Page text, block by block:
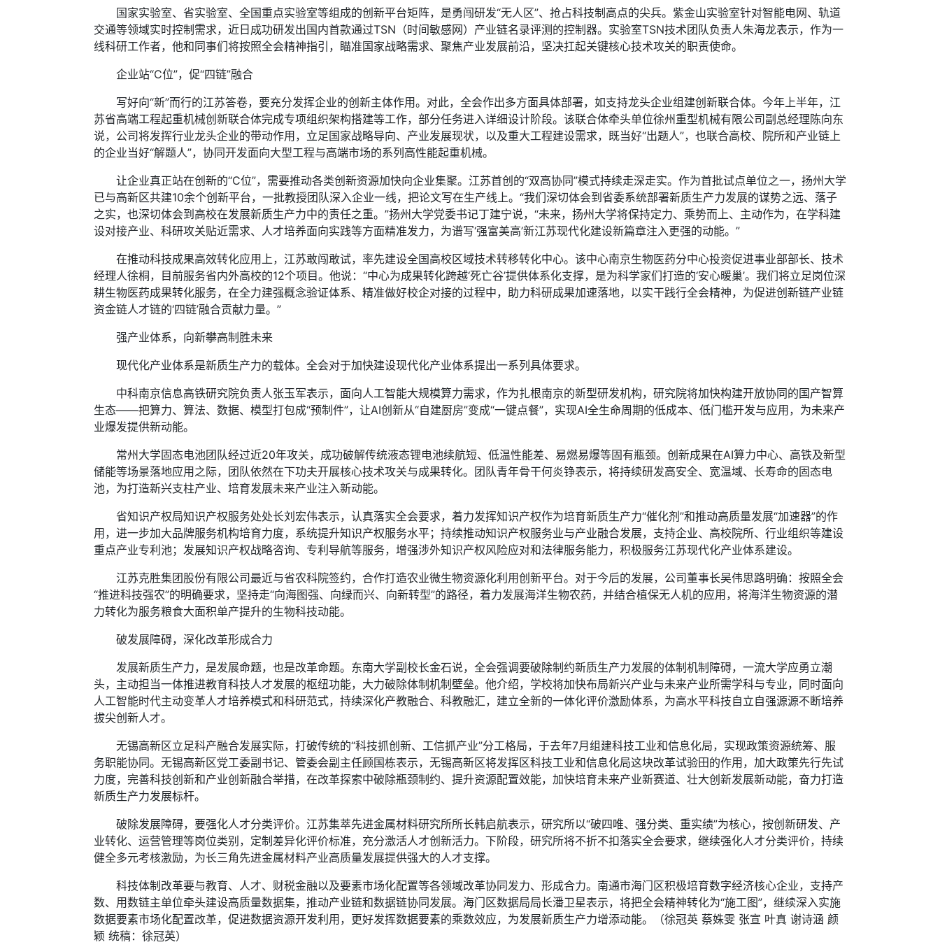
国家实验室、省实验室、全国重点实验室等组成的创新平台矩阵，是勇闯研发“无人区”、抢占科技制高点的尖兵。紫金山实验室针对智能电网、轨道
交通等领域实时控制需求，近日成功研发出国内首款通过TSN（时间敏感网）产业链名录评测的控制器。实验室TSN技术团队负责人朱海龙表示，作为一
线科研工作者，他和同事们将按照全会精神指引，瞄准国家战略需求、聚焦产业发展前沿，坚决扛起关键核心技术攻关的职责使命。
企业站“C位”，促“四链”融合
写好向“新”而行的江苏答卷，要充分发挥企业的创新主体作用。对此，全会作出多方面具体部署，如支持龙头企业组建创新联合体。今年上半年，江
苏省高端工程起重机械创新联合体完成专项组织架构搭建等工作，部分任务进入详细设计阶段。该联合体牵头单位徐州重型机械有限公司副总经理陈向东
说，公司将发挥行业龙头企业的带动作用，立足国家战略导向、产业发展现状，以及重大工程建设需求，既当好“出题人”，也联合高校、院所和产业链上
的企业当好“解题人”，协同开发面向大型工程与高端市场的系列高性能起重机械。
让企业真正站在创新的“C位”，需要推动各类创新资源加快向企业集聚。江苏首创的“双高协同”模式持续走深走实。作为首批试点单位之一，扬州大学
已与高新区共建10余个创新平台，一批教授团队深入企业一线，把论文写在生产线上。“我们深切体会到省委系统部署新质生产力发展的谋势之远、落子
之实，也深切体会到高校在发展新质生产力中的责任之重。”扬州大学党委书记丁建宁说，“未来，扬州大学将保持定力、乘势而上、主动作为，在学科建
设对接产业、科研攻关贴近需求、人才培养面向实践等方面精准发力，为谱写‘强富美高’新江苏现代化建设新篇章注入更强的动能。”
在推动科技成果高效转化应用上，江苏敢闯敢试，率先建设全国高校区域技术转移转化中心。该中心南京生物医药分中心投资促进事业部部长、技术
经理人徐桐，目前服务省内外高校的12个项目。他说：“中心为成果转化跨越‘死亡谷’提供体系化支撑，是为科学家们打造的‘安心暖巢’。我们将立足岗位深
耕生物医药成果转化服务，在全力建强概念验证体系、精准做好校企对接的过程中，助力科研成果加速落地，以实干践行全会精神，为促进创新链产业链
资金链人才链的‘四链’融合贡献力量。”
强产业体系，向新攀高制胜未来
现代化产业体系是新质生产力的载体。全会对于加快建设现代化产业体系提出一系列具体要求。
中科南京信息高铁研究院负责人张玉军表示，面向人工智能大规模算力需求，作为扎根南京的新型研发机构，研究院将加快构建开放协同的国产智算
生态——把算力、算法、数据、模型打包成“预制件”，让AI创新从“自建厨房”变成“一键点餐”，实现AI全生命周期的低成本、低门槛开发与应用，为未来产
业爆发提供新动能。
常州大学固态电池团队经过近20年攻关，成功破解传统液态锂电池续航短、低温性能差、易燃易爆等固有瓶颈。创新成果在AI算力中心、高铁及新型
储能等场景落地应用之际，团队依然在下功夫开展核心技术攻关与成果转化。团队青年骨干何炎铮表示，将持续研发高安全、宽温域、长寿命的固态电
池，为打造新兴支柱产业、培育发展未来产业注入新动能。
省知识产权局知识产权服务处处长刘宏伟表示，认真落实全会要求，着力发挥知识产权作为培育新质生产力“催化剂”和推动高质量发展“加速器”的作
用，进一步加大品牌服务机构培育力度，系统提升知识产权服务水平；持续推动知识产权服务业与产业融合发展，支持企业、高校院所、行业组织等建设
重点产业专利池；发展知识产权战略咨询、专利导航等服务，增强涉外知识产权风险应对和法律服务能力，积极服务江苏现代化产业体系建设。
江苏克胜集团股份有限公司最近与省农科院签约，合作打造农业微生物资源化利用创新平台。对于今后的发展，公司董事长吴伟思路明确：按照全会
“推进科技强农”的明确要求，坚持走“向海图强、向绿而兴、向新转型”的路径，着力发展海洋生物农药，并结合植保无人机的应用，将海洋生物资源的潜
力转化为服务粮食大面积单产提升的生物科技动能。
破发展障碍，深化改革形成合力
发展新质生产力，是发展命题，也是改革命题。东南大学副校长金石说，全会强调要破除制约新质生产力发展的体制机制障碍，一流大学应勇立潮
头，主动担当一体推进教育科技人才发展的枢纽功能，大力破除体制机制壁垒。他介绍，学校将加快布局新兴产业与未来产业所需学科与专业，同时面向
人工智能时代主动变革人才培养模式和科研范式，持续深化产教融合、科教融汇，建立全新的一体化评价激励体系，为高水平科技自立自强源源不断培养
拔尖创新人才。
无锡高新区立足科产融合发展实际，打破传统的“科技抓创新、工信抓产业”分工格局，于去年7月组建科技工业和信息化局，实现政策资源统筹、服
务职能协同。无锡高新区党工委副书记、管委会副主任顾国栋表示，无锡高新区将发挥区科技工业和信息化局这块改革试验田的作用，加大政策先行先试
力度，完善科技创新和产业创新融合举措，在改革探索中破除瓶颈制约、提升资源配置效能，加快培育未来产业新赛道、壮大创新发展新动能，奋力打造
新质生产力发展标杆。
破除发展障碍，要强化人才分类评价。江苏集萃先进金属材料研究所所长韩启航表示，研究所以“破四唯、强分类、重实绩”为核心，按创新研发、产
业转化、运营管理等岗位类别，定制差异化评价标准，充分激活人才创新活力。下阶段，研究所将不折不扣落实全会要求，继续强化人才分类评价，持续
健全多元考核激励，为长三角先进金属材料产业高质量发展提供强大的人才支撑。
科技体制改革要与教育、人才、财税金融以及要素市场化配置等各领域改革协同发力、形成合力。南通市海门区积极培育数字经济核心企业，支持产
数、用数链主单位牵头建设高质量数据集，推动产业链和数据链协同发展。海门区数据局局长潘卫星表示，将把全会精神转化为“施工图”，继续深入实施
数据要素市场化配置改革，促进数据资源开发利用，更好发挥数据要素的乘数效应，为发展新质生产力增添动能。（徐冠英 蔡姝雯 张宣 叶真 谢诗涵 颜
颖 统稿：徐冠英）